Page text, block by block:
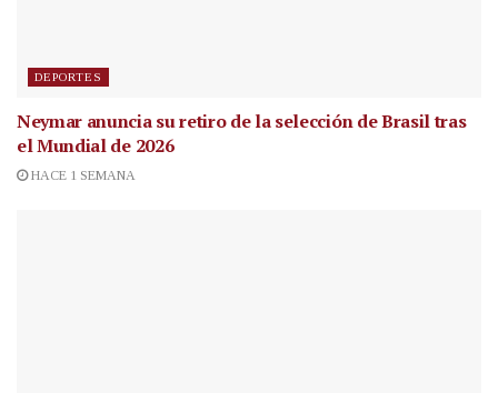
DEPORTES
Neymar anuncia su retiro de la selección de Brasil tras
el Mundial de 2026
HACE 1 SEMANA